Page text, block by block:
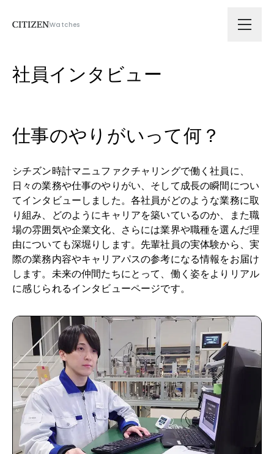
Watches
会社情報
拠点
サスティナビリティ
ニュース
採用
ヘルプ
社員インタビュー
仕事のやりがいって何？
シチズン時計マニュファクチャリングで働く社員に、
日々の業務や仕事のやりがい、そして成長の瞬間につい
てインタビューしました。各社員がどのような業務に取
り組み、どのようにキャリアを築いているのか、また職
場の雰囲気や企業文化、さらには業界や職種を選んだ理
由についても深堀りします。先輩社員の実体験から、実
際の業務内容やキャリアパスの参考になる情報をお届け
します。未来の仲間たちにとって、働く姿をよりリアル
に感じられるインタビューページです。